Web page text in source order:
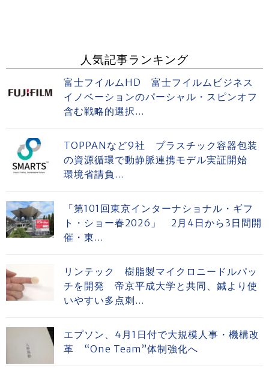
人気記事ランキング
富士フイルムHD 富士フイルムビジネス
イノベーションのパーシャル・スピンオフ
含む戦略的選択...
TOPPANなど9社 プラスチック容器包装
の資源循環で動静脈連携モデル実証開始
環境省請負...
「第101回東京インターナショナル・ギフ
ト・ショー春2026」 2月4日から3日間開
催・東...
リンテック 樹脂製マイクロニードルパッ
チを開発 帝京平成大学と共同、鍼より使
いやすい多点刺...
エプソン、4月1日付で大規模人事・機構改
革 “One Team”体制強化へ